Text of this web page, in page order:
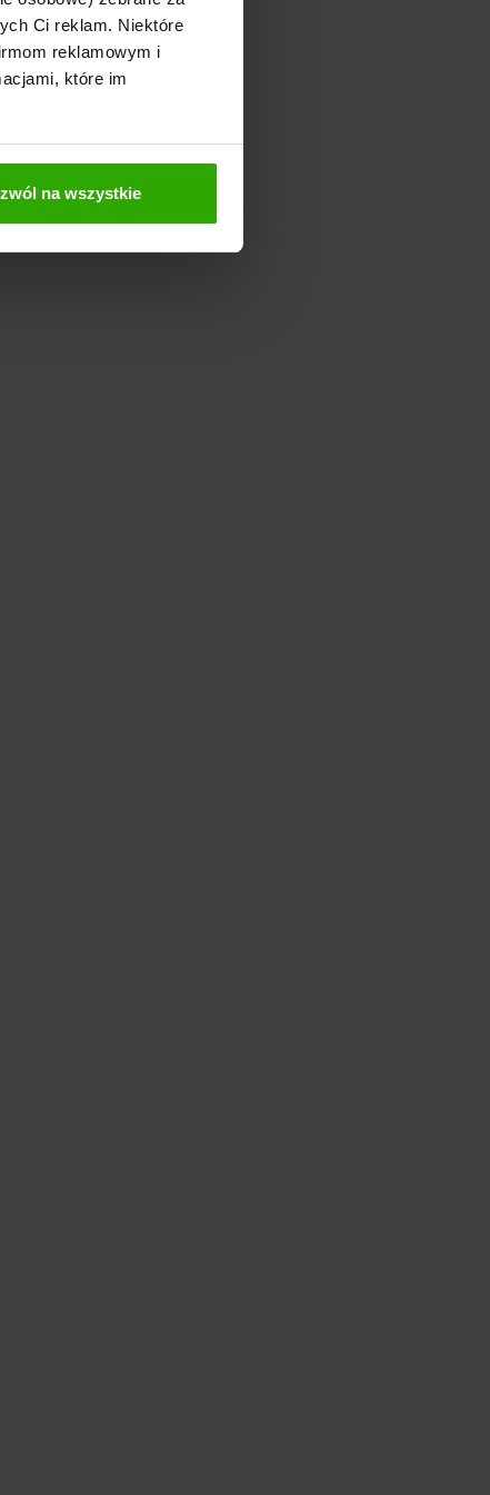
Ci reklam. Niektóre
reklamowym i
które im
na wszystkie